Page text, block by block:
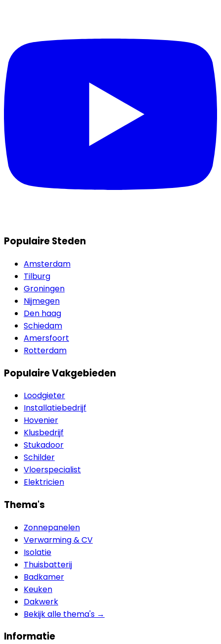
Populaire Steden
Amsterdam
Tilburg
Groningen
Nijmegen
Den haag
Schiedam
Amersfoort
Rotterdam
Populaire Vakgebieden
Loodgieter
Installatiebedrijf
Hovenier
Klusbedrijf
Stukadoor
Schilder
Vloerspecialist
Elektricien
Thema's
Zonnepanelen
Verwarming & CV
Isolatie
Thuisbatterij
Badkamer
Keuken
Dakwerk
Bekijk alle thema's →
Informatie